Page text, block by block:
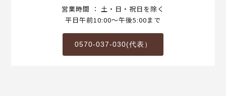
営業時間 ： 土・日・祝日を除く
平日午前10:00～午後5:00まで
0570-037-030(代表）